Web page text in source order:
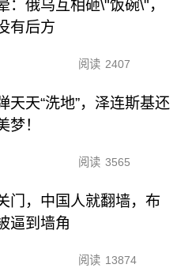
：俄乌互相砸\"饭碗\"，
有后方
阅读 2407
天天“洗地”，泽连斯基还
梦！
阅读 3565
门，中国人就翻墙，布
逼到墙角
阅读 13874